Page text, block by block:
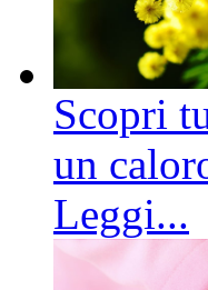
Scopri
un
Leggi...